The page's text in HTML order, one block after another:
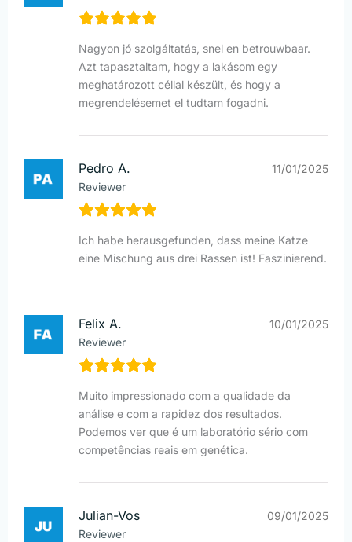
Nagyon jó szolgáltatás, snel en betrouwbaar.
Azt tapasztaltam, hogy a lakásom egy
meghatározott céllal készült, és hogy a
megrendelésemet el tudtam fogadni.
Pedro A.
Reviewer
11/01/2025
Ich habe herausgefunden, dass meine Katze
eine Mischung aus drei Rassen ist! Faszinierend.
Felix A.
Reviewer
10/01/2025
Muito impressionado com a qualidade da
análise e com a rapidez dos resultados.
Podemos ver que é um laboratório sério com
competências reais em genética.
Julian-Vos
Reviewer
09/01/2025